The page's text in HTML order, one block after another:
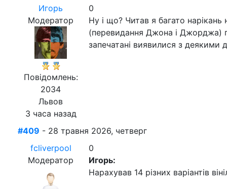
Игорь
Модератор
Повідомлень:
2034
Львов
3 часа назад
0
Ну і що? Читав я багато нарікань
(перевидання Джона і Джорджа)
запечатані виявилися з деякими
#409 - 28 травня 2026, четверг
fcliverpool
Модератор
0
Игорь:
Нарахував 14 різних варіантів